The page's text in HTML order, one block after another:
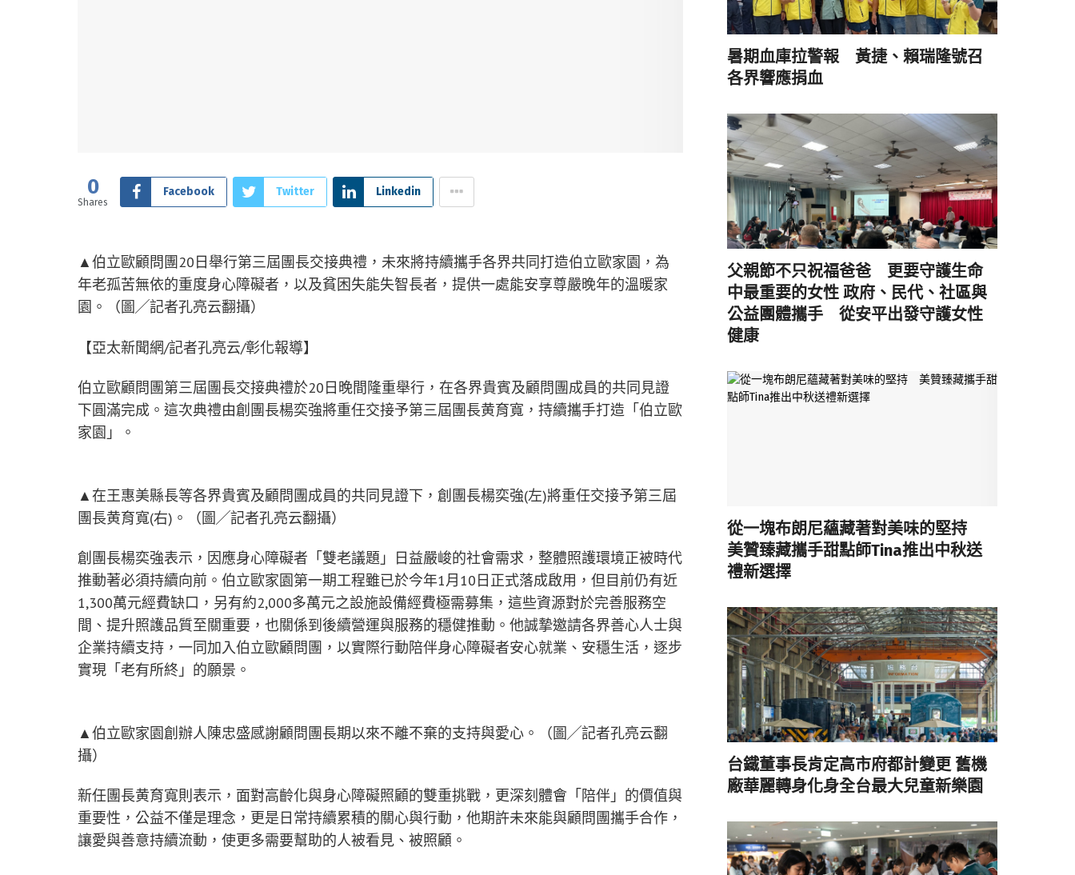
0
Shares
Facebook Twitter Linkedin
▲伯立歐顧問團20日舉行第三屆團長交接典禮，未來將持續攜手各界共同打造伯立歐家園，為
年老孤苦無依的重度身心障礙者，以及貧困失能失智長者，提供一處能安享尊嚴晚年的溫暖家
園。（圖╱記者孔亮云翻攝）
【亞太新聞網/記者孔亮云/彰化報導】
伯立歐顧問團第三屆團長交接典禮於20日晚間隆重舉行，在各界貴賓及顧問團成員的共同見證
下圓滿完成。這次典禮由創團長楊奕強將重任交接予第三屆團長黄育寬，持續攜手打造「伯立歐
家園」。
▲在王惠美縣長等各界貴賓及顧問團成員的共同見證下，創團長楊奕強(左)將重任交接予第三屆
團長黄育寬(右)。（圖╱記者孔亮云翻攝）
創團長楊奕強表示，因應身心障礙者「雙老議題」日益嚴峻的社會需求，整體照護環境正被時代
推動著必須持續向前。伯立歐家園第一期工程雖已於今年1月10日正式落成啟用，但目前仍有近
1,300萬元經費缺口，另有約2,000多萬元之設施設備經費極需募集，這些資源對於完善服務空
間、提升照護品質至關重要，也關係到後續營運與服務的穩健推動。他誠摯邀請各界善心人士與
企業持續支持，一同加入伯立歐顧問團，以實際行動陪伴身心障礙者安心就業、安穩生活，逐步
實現「老有所終」的願景。
▲伯立歐家園創辦人陳忠盛感謝顧問團長期以來不離不棄的支持與愛心。（圖╱記者孔亮云翻
攝）
新任團長黄育寬則表示，面對高齡化與身心障礙照顧的雙重挑戰，更深刻體會「陪伴」的價值與
重要性，公益不僅是理念，更是日常持續累積的關心與行動，他期許未來能與顧問團攜手合作，
讓愛與善意持續流動，使更多需要幫助的人被看見、被照顧。
暑期血庫拉警報 黃捷、賴瑞隆號召
各界響應捐血
父親節不只祝福爸爸 更要守護生命
中最重要的女性 政府、民代、社區與
公益團體攜手 從安平出發守護女性
健康
從一塊布朗尼蘊藏著對美味的堅持
美贊臻藏攜手甜點師Tina推出中秋送
禮新選擇
台鐵董事長肯定高市府都計變更 舊機
廠華麗轉身化身全台最大兒童新樂園